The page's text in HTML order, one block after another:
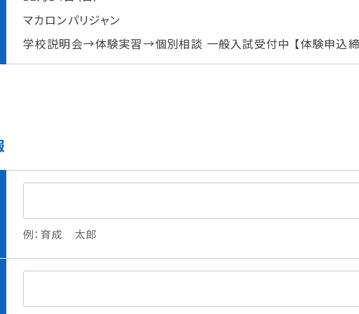
サポート
いて
VOICE
ンシップ
る卒業生
Student)
マカロンパリジャン
学校説明会→体験実習→個別相談 一般入試受付中 【体験申込
例：育成 太郎